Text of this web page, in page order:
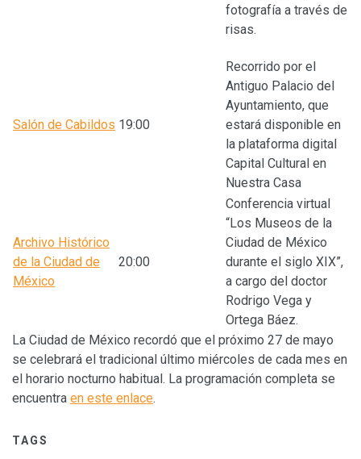
fotografía a través de
risas.
Salón de Cabildos 19:00
Recorrido por el
Antiguo Palacio del
Ayuntamiento, que
estará disponible en
la plataforma digital
Capital Cultural en
Nuestra Casa
Archivo Histórico
de la Ciudad de
México
20:00
Conferencia virtual
“Los Museos de la
Ciudad de México
durante el siglo XIX”,
a cargo del doctor
Rodrigo Vega y
Ortega Báez.
La Ciudad de México recordó que el próximo 27 de mayo
se celebrará el tradicional último miércoles de cada mes en
el horario nocturno habitual. La programación completa se
encuentra en este enlace.
TAGS